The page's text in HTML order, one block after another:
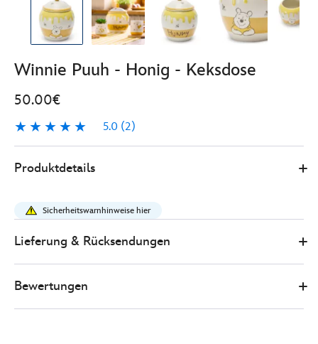
Winnie Puuh - Honig - Keksdose
50.00€
5.0 (2)
5.0
2
Store
50.00
keksdose-
Produktdetails
Sicherheitswarnhinweise hier
Lieferung & Rücksendungen
Bewertungen